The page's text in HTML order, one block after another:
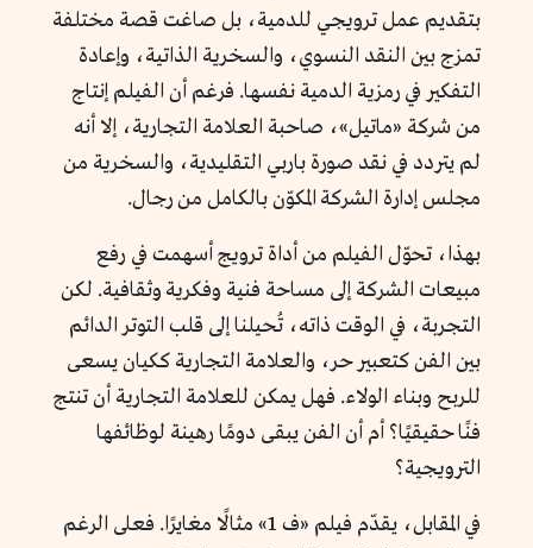
بتقديم عمل ترويجي للدمية، بل صاغت قصة مختلفة
تمزج بين النقد النسوي، والسخرية الذاتية، وإعادة
التفكير في رمزية الدمية نفسها. فرغم أن الفيلم إنتاج
من شركة «ماتيل»، صاحبة العلامة التجارية، إلا أنه
لم يتردد في نقد صورة باربي التقليدية، والسخرية من
مجلس إدارة الشركة المكوّن بالكامل من رجال.
بهذا، تحوّل الفيلم من أداة ترويج أسهمت في رفع
مبيعات الشركة إلى مساحة فنية وفكرية وثقافية. لكن
التجربة، في الوقت ذاته، تُحيلنا إلى قلب التوتر الدائم
بين الفن كتعبير حر، والعلامة التجارية ككيان يسعى
للربح وبناء الولاء. فهل يمكن للعلامة التجارية أن تنتج
فنًا حقيقيًا؟ أم أن الفن يبقى دومًا رهينة لوظائفها
الترويجية؟
في المقابل، يقدّم فيلم «ف 1» مثالًا مغايرًا. فعلى الرغم